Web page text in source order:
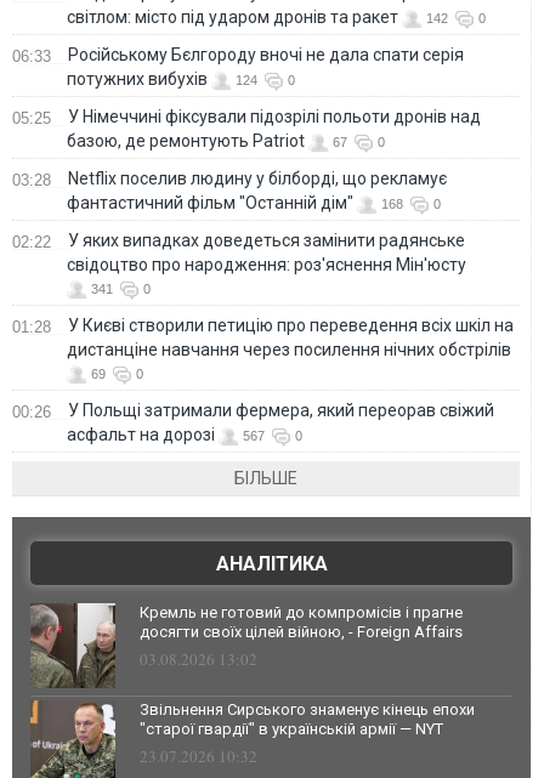
світлом: місто під ударом дронів та ракет
142 0
06:33
Російському Бєлгороду вночі не дала спати серія
потужних вибухів
124 0
05:25
У Німеччині фіксували підозрілі польоти дронів над
базою, де ремонтують Patriot
67 0
03:28
Netflix поселив людину у білборді, що рекламує
фантастичний фільм "Останній дім"
168 0
02:22
У яких випадках доведеться замінити радянське
свідоцтво про народження: роз'яснення Мін'юсту
341 0
01:28
У Києві створили петицію про переведення всіх шкіл на
дистанціне навчання через посилення нічних обстрілів
69 0
00:26
У Польщі затримали фермера, який переорав свіжий
асфальт на дорозі
567 0
БІЛЬШЕ
АНАЛІТИКА
Кремль не готовий до компромісів і прагне
досягти своїх цілей війною, - Foreign Affairs
03.08.2026 13:02
Звільнення Сирського знаменує кінець епохи
"старої гвардії" в українській армії — NYT
23.07.2026 10:32